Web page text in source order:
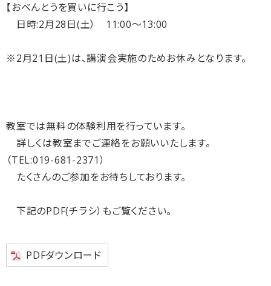
【おべんとうを買いに行こう】
日時:2月28日(土） 11:00～13:00
※2月21日(土)は、講演会実施のためお休みとなります。
教室では無料の体験利用を行っています。
詳しくは教室までご連絡をお願いいたします。
（TEL:019-681-2371）
たくさんのご参加をお待ちしております。
下記のPDF(チラシ）もご覧ください。
PDFダウンロード